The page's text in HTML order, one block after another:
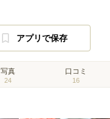
アプリで保存
写真
24
口コミ
16